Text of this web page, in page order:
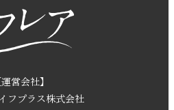
8:30～17:30（月曜～土曜）
採用情報
お問い合わせ
運営会社】
フプラス株式会社